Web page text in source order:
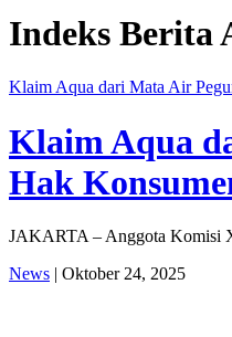
Indeks Berita
Klaim Aqua dari Mata Air
Klaim Aqua
Hak
JAKARTA – Anggota Komisi
News | Oktober 24, 2025